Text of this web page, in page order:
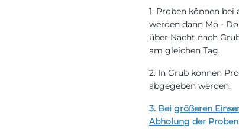
1. Proben können
werden dann Mo -
über Nacht nach
am gleichen Tag.
2. In Grub können
abgegeben werden.
3. Bei größeren
Abholung der